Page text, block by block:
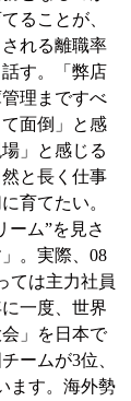
ることが、
れる離職率
す。「弊店
理まですべ
面倒」と感
」と感じる
と長く仕事
育てたい。
ーム”を見さ
。実際、08
ては主力社員
一度、世界
」を日本で
ームが3位、
ます。海外勢